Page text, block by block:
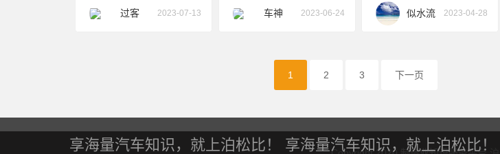
过客 2023-07-13
集成；底部用导热结构胶
车神 2023-06-24 似水流 2023-04-28
1 2 3 下一页
享海量汽车知识，就上泊松比！ 享海量汽车知识，就上泊松比！